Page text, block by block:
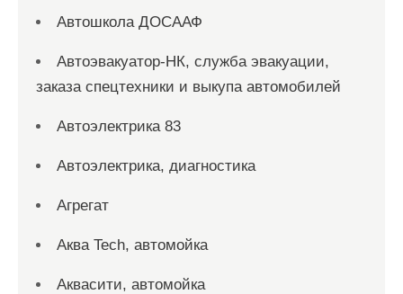
Автошкола ДОСААФ
Автоэвакуатор-НК, служба эвакуации,
заказа спецтехники и выкупа автомобилей
Автоэлектрика 83
Автоэлектрика, диагностика
Агрегат
Аква Tech, автомойка
Аквасити, автомойка